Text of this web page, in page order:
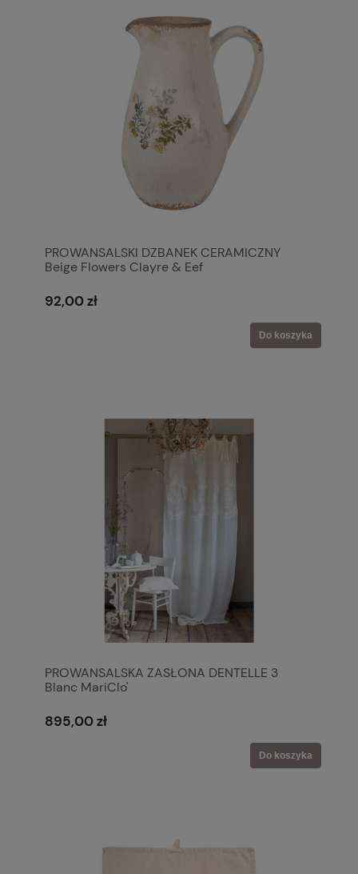
PROWANSALSKI DZBANEK CERAMICZNY
Beige Flowers Clayre & Eef
92,00 zł
Do koszyka
PROWANSALSKA ZASŁONA DENTELLE 3
Blanc MariClo'
895,00 zł
Do koszyka